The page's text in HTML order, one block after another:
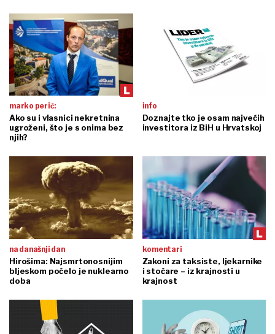
marko perić:
Ako su i vlasnici nekretnina
ugroženi, što je s onima bez
njih?
info
Doznajte tko je osam najvećih
investitora iz BiH u Hrvatskoj
na današnji dan
Hirošima: Najsmrtonosnijim
bljeskom počelo je nuklearno
doba
komentari
Zakoni za taksiste, ljekarnike
i stočare – iz krajnosti u
krajnost